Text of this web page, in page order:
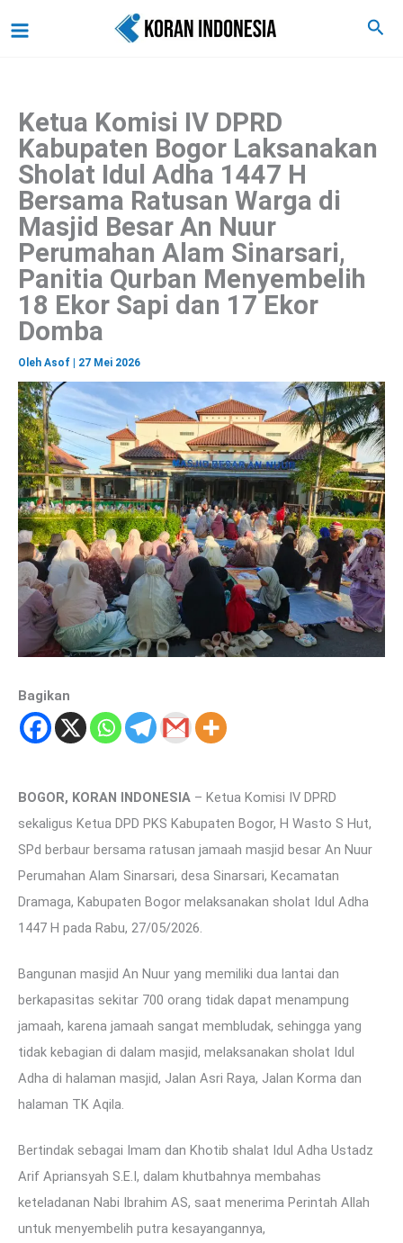
ke
Cari
Ketua Komisi IV DPRD
Kabupaten Bogor Laksanakan
Sholat Idul Adha 1447 H
Bersama Ratusan Warga di
Masjid Besar An Nuur
Perumahan Alam Sinarsari,
Panitia Qurban Menyembelih
18 Ekor Sapi dan 17 Ekor
Domba
Oleh Asof 27 Mei 2026
Bagikan
BOGOR, KORAN INDONESIA – Ketua Komisi IV DPRD
sekaligus Ketua DPD PKS Kabupaten Bogor, H Wasto S Hut,
SPd berbaur bersama ratusan jamaah masjid besar An Nuur
Perumahan Alam Sinarsari, desa Sinarsari, Kecamatan
Dramaga, Kabupaten Bogor melaksanakan sholat Idul Adha
1447 H pada Rabu, 27/05/2026.
Bangunan masjid An Nuur yang memiliki dua lantai dan
berkapasitas sekitar 700 orang tidak dapat menampung
jamaah, karena jamaah sangat membludak, sehingga yang
tidak kebagian di dalam masjid, melaksanakan sholat Idul
Adha di halaman masjid, Jalan Asri Raya, Jalan Korma dan
halaman TK Aqila.
Bertindak sebagai Imam dan Khotib shalat Idul Adha Ustadz
Arif Apriansyah S.E.I, dalam khutbahnya membahas
keteladanan Nabi Ibrahim AS, saat menerima Perintah Allah
untuk menyembelih putra kesayangannya,
a